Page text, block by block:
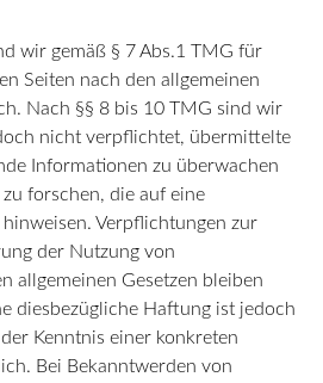
wir gemäß § 7 Abs.1 TMG für
Seiten nach den allgemeinen
Nach §§ 8 bis 10 TMG sind wir
nicht verpflichtet, übermittelte
Informationen zu überwachen
forschen, die auf eine
Verpflichtungen zur
der Nutzung von
allgemeinen Gesetzen bleiben
diesbezügliche Haftung ist jedoch
Kenntnis einer konkreten
Bei Bekanntwerden von